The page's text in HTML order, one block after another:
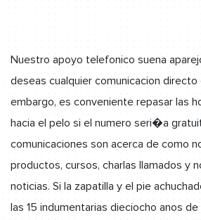
Nuestro apoyo telefonico suena
deseas cualquier comunicacion directo
embargo, es conveniente repasar las
hacia el pelo si el numero seri�a
comunicaciones son acerca de como
productos, cursos, charlas llamados y
noticias. Si la zapatilla y el pie
las 15 indumentarias dieciocho anos